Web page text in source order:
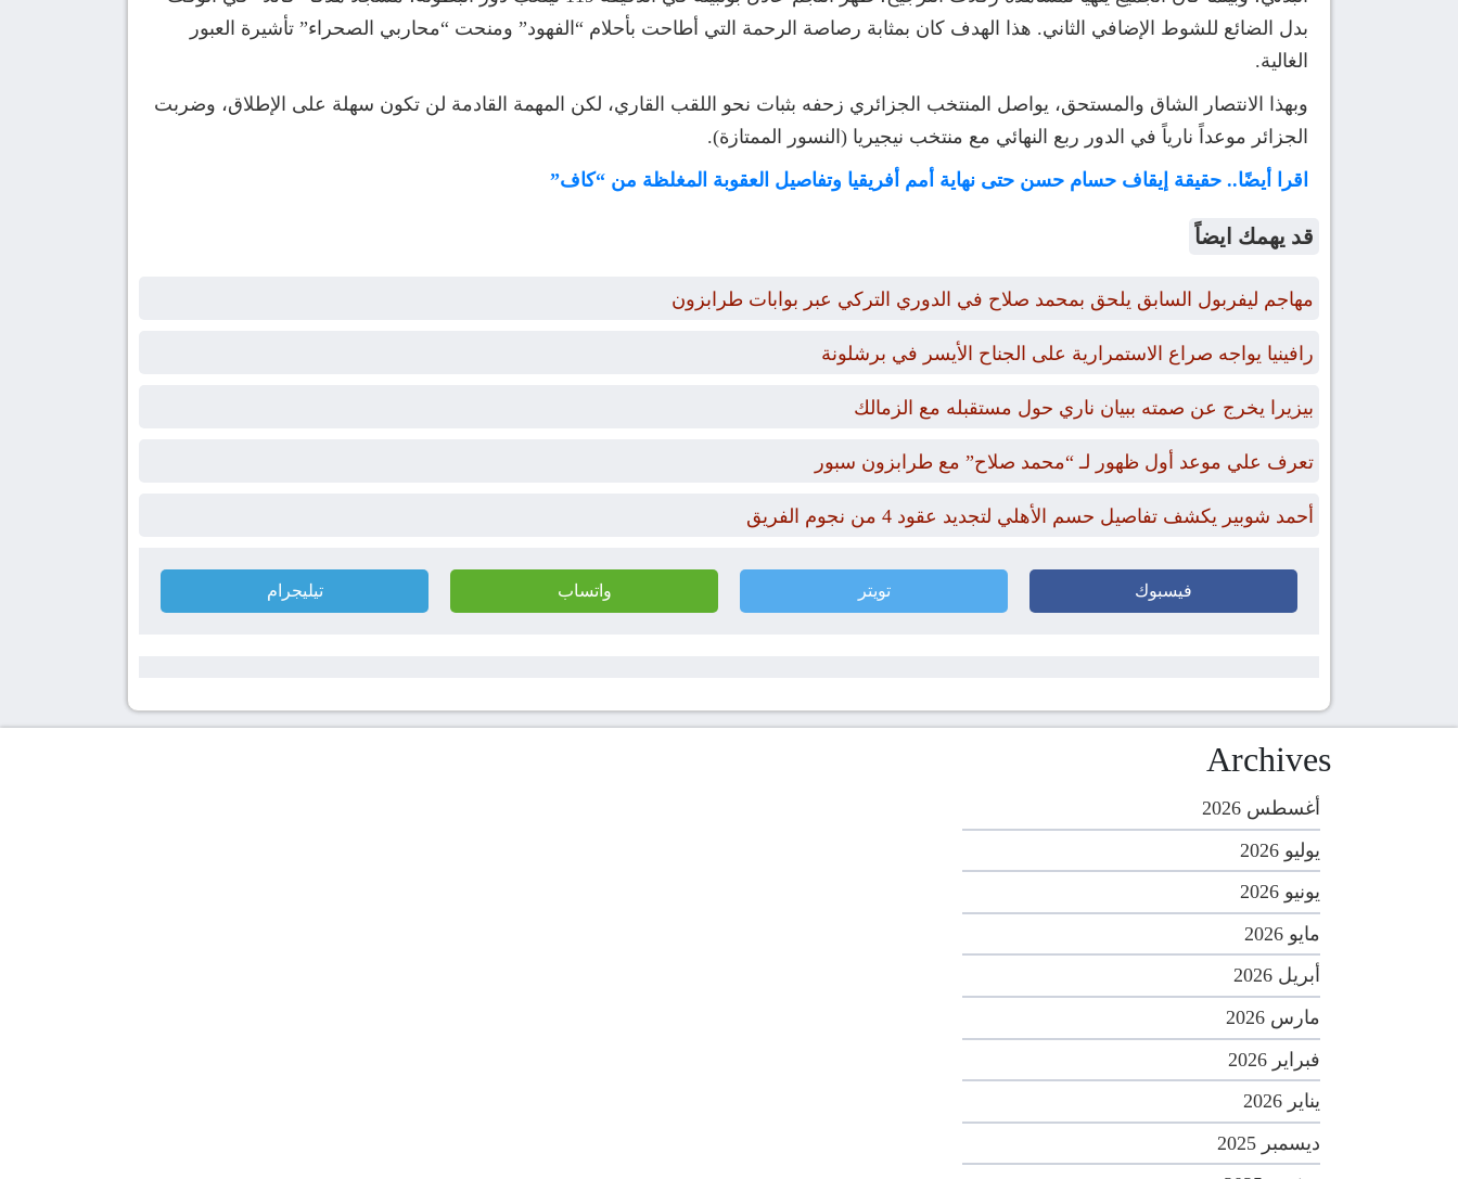
بدل الضائع للشوط الإضافي الثاني. هذا الهدف كان بمثابة رصاصة الرحمة التي أطاحت بأحلام “الفهود” ومنحت “محاربي الصحراء” تأشيرة العبور
الغالية.
وبهذا الانتصار الشاق والمستحق، يواصل المنتخب الجزائري زحفه بثبات نحو اللقب القاري، لكن المهمة القادمة لن تكون سهلة على الإطلاق، وضربت
الجزائر موعداً نارياً في الدور ربع النهائي مع منتخب نيجيريا (النسور الممتازة).
اقرا أيضًا.. حقيقة إيقاف حسام حسن حتى نهاية أمم أفريقيا وتفاصيل العقوبة المغلظة من “كاف”
قد يهمك ايضاً
مهاجم ليفربول السابق يلحق بمحمد صلاح في الدوري التركي عبر بوابات طرابزون
رافينيا يواجه صراع الاستمرارية على الجناح الأيسر في برشلونة
بيزيرا يخرج عن صمته ببيان ناري حول مستقبله مع الزمالك
تعرف علي موعد أول ظهور لـ “محمد صلاح” مع طرابزون سبور
أحمد شوبير يكشف تفاصيل حسم الأهلي لتجديد عقود 4 من نجوم الفريق
فيسبوك تويتر واتساب تيليجرام
Archives
أغسطس 2026
يوليو 2026
يونيو 2026
مايو 2026
أبريل 2026
مارس 2026
فبراير 2026
يناير 2026
ديسمبر 2025